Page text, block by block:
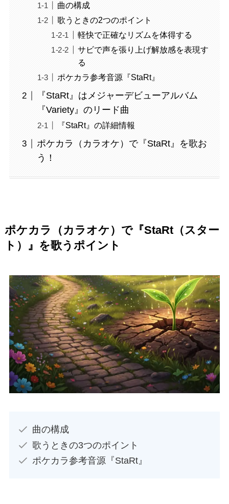
曲の構成
歌うときの2つのポイント
軽快で正確なリズムを体得する
サビで声を張り上げ解放感を表現す
る
ポケカラ参考音源『StaRt』
『StaRt』はメジャーデビューアルバム
『Variety』のリード曲
『StaRt』の詳細情報
ポケカラ（カラオケ）で『StaRt』を歌お
う！
ポケカラ（カラオケ）で『StaRt（スター
ト）』を歌うポイント
曲の構成
歌うときの3つのポイント
ポケカラ参考音源『StaRt』